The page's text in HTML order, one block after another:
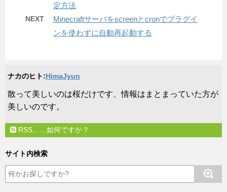
定方法
NEXT
Minecraftサーバをscreenとcronでプラグイ
ンを使わずに自動再起動する
ナカのヒト:HimaJyun
​散って美しいのは桜だけです、情報はまとまっていた方が
美しいのです。
RSS……如何ですか？
サイト内検索